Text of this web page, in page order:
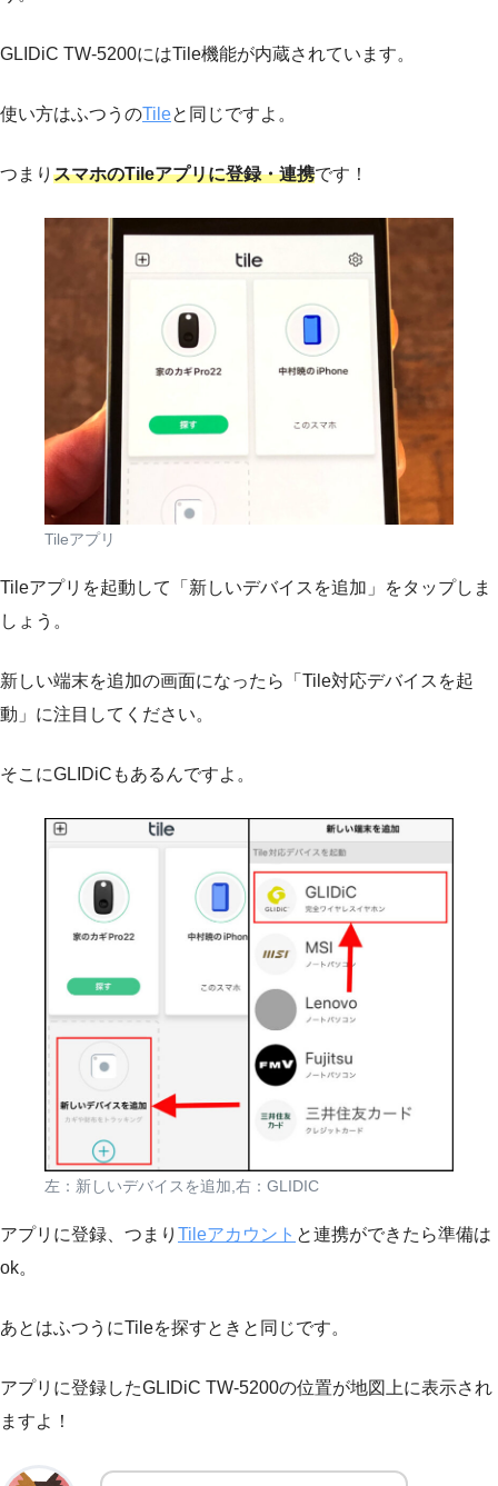
GLIDiC TW-5200にはTile機能が内蔵されています。
使い方はふつうのTileと同じですよ。
つまり スマホのTileアプリに登録・連携です！
Tileアプリ
Tileアプリを起動して「新しいデバイスを追加」をタップしま
しょう。
新しい端末を追加の画面になったら「Tile対応デバイスを起
動」に注目してください。
そこにGLIDiCもあるんですよ。
左：新しいデバイスを追加,右：GLIDIC
アプリに登録、つまり Tileアカウント と連携ができたら準備は
ok。
あとはふつうにTileを探すときと同じです。
アプリに登録したGLIDiC TW-5200の位置が地図上に表示され
ますよ！